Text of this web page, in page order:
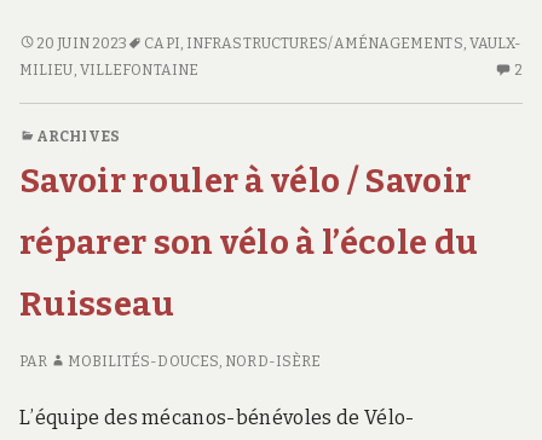
vraiment
gênante
UNE
BARRIÈRE
20 JUIN 2023 CAPI INFRASTRUCTURES/AMÉNAGEMENTS VAULX-
MILIEU VILLEFONTAINE 2
ARCHIVES
Savoir rouler à vélo / Savoir
réparer son vélo à l’école du
Ruisseau
PAR MOBILITÉS-DOUCES, NORD-ISÈRE
L’équipe des mécanos-bénévoles de Vélo-